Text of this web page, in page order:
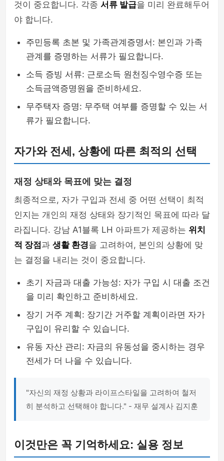
것이 중요합니다. 각종 서류 발급을 미리 완료해두어
야 합니다.
주민등록 초본 및 가족관계증명서: 본인과 가족
관계를 증명하는 서류가 필요합니다.
소득 증빙 서류: 근로소득 원천징수영수증 또는
소득금액증명원을 준비하세요.
무주택자 증명: 무주택 여부를 증명할 수 있는 서
류가 필요합니다.
자가와 전세, 상황에 따른 최적의 선택
재정 상태와 목표에 맞는 결정
최종적으로, 자가 구입과 전세 중 어떤 선택이 최적
인지는 개인의 재정 상태와 장기적인 목표에 따라 달
라집니다. 강남 A1블록 LH 아파트가 제공하는 위치
적 장점과 생활 환경을 고려하여, 본인의 상황에 맞
는 결정을 내리는 것이 중요합니다.
초기 자금과 대출 가능성: 자가 구입 시 대출 조건
을 미리 확인하고 준비하세요.
장기 거주 계획: 장기간 거주할 계획이라면 자가
구입이 유리할 수 있습니다.
유동 자산 관리: 자금의 유동성을 중시하는 경우
전세가 더 나을 수 있습니다.
"자신의 재정 상황과 라이프스타일을 고려하여 철저
히 분석하고 선택해야 합니다." - 재무 설계사 김지훈
이것만은 꼭 기억하세요: 실용 정보